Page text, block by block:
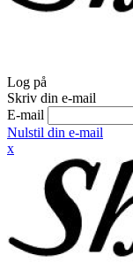
Log på
Skriv din e-mail
E-mail
Nulstil din e-mail
x